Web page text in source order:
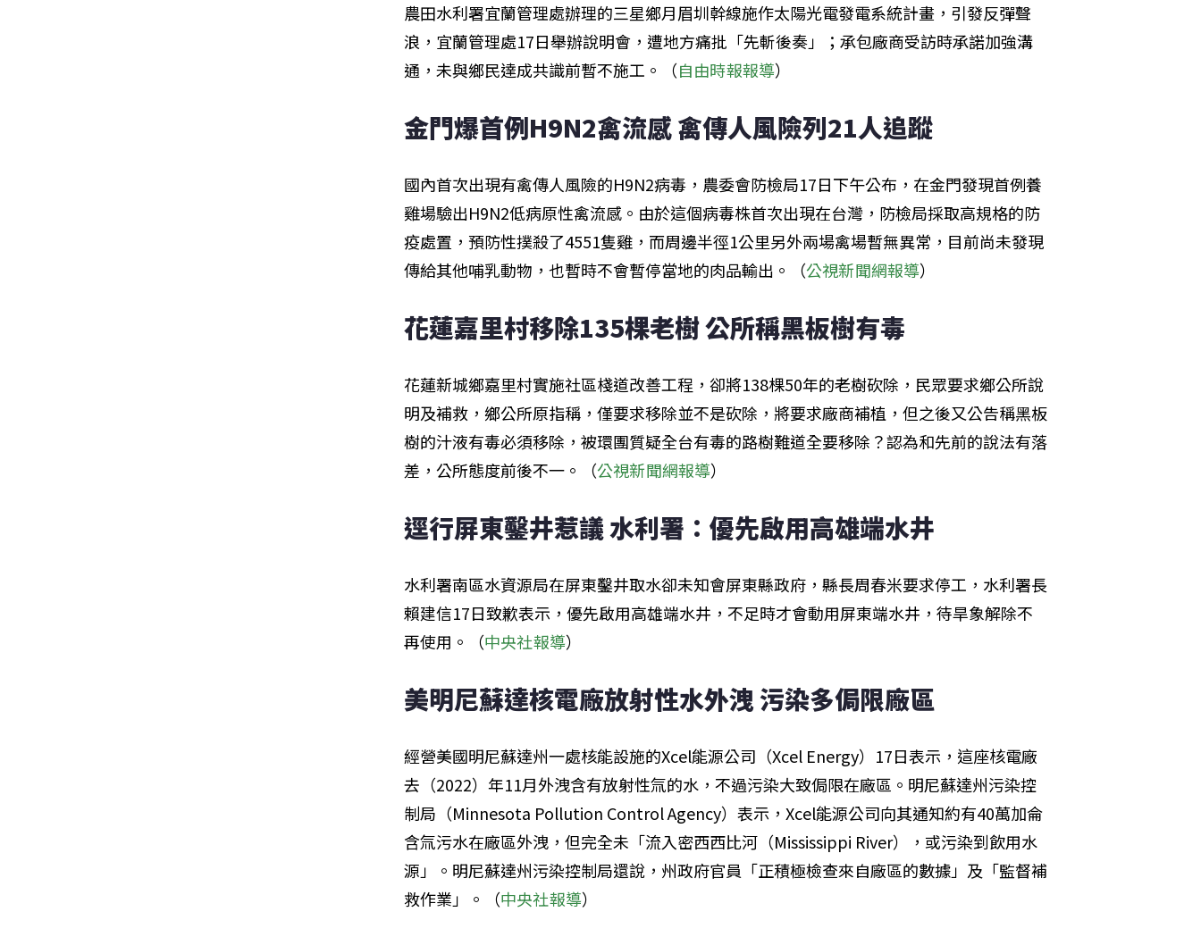
農田水利署宜蘭管理處辦理的三星鄉月眉圳幹線施作太陽光電發電系統計畫，引發反彈聲
浪，宜蘭管理處17日舉辦說明會，遭地方痛批「先斬後奏」；承包廠商受訪時承諾加強溝
通，未與鄉民達成共識前暫不施工。（自由時報報導）
金門爆首例H9N2禽流感 禽傳人風險列21人追蹤
國內首次出現有禽傳人風險的H9N2病毒，農委會防檢局17日下午公布，在金門發現首例養
雞場驗出H9N2低病原性禽流感。由於這個病毒株首次出現在台灣，防檢局採取高規格的防
疫處置，預防性撲殺了4551隻雞，而周邊半徑1公里另外兩場禽場暫無異常，目前尚未發現
傳給其他哺乳動物，也暫時不會暫停當地的肉品輸出。（公視新聞網報導）
花蓮嘉里村移除135棵老樹 公所稱黑板樹有毒
花蓮新城鄉嘉里村實施社區棧道改善工程，卻將138棵50年的老樹砍除，民眾要求鄉公所說
明及補救，鄉公所原指稱，僅要求移除並不是砍除，將要求廠商補植，但之後又公告稱黑板
樹的汁液有毒必須移除，被環團質疑全台有毒的路樹難道全要移除？認為和先前的說法有落
差，公所態度前後不一。（公視新聞網報導）
逕行屏東鑿井惹議 水利署：優先啟用高雄端水井
水利署南區水資源局在屏東鑿井取水卻未知會屏東縣政府，縣長周春米要求停工，水利署長
賴建信17日致歉表示，優先啟用高雄端水井，不足時才會動用屏東端水井，待旱象解除不
再使用。（中央社報導）
美明尼蘇達核電廠放射性水外洩 污染多侷限廠區
經營美國明尼蘇達州一處核能設施的Xcel能源公司（Xcel Energy）17日表示，這座核電廠
去（2022）年11月外洩含有放射性氚的水，不過污染大致侷限在廠區。明尼蘇達州污染控
制局（Minnesota Pollution Control Agency）表示，Xcel能源公司向其通知約有40萬加侖
含氚污水在廠區外洩，但完全未「流入密西西比河（Mississippi River），或污染到飲用水
源」。明尼蘇達州污染控制局還說，州政府官員「正積極檢查來自廠區的數據」及「監督補
救作業」。（中央社報導）